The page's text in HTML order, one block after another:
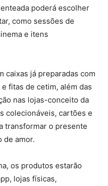
poderá escolher
como sessões de
e itens
caixas já preparadas com
fitas de cetim, além das
nas lojas-conceito da
colecionáveis, cartões e
transformar o presente
de amor.
os produtos estarão
lojas físicas,